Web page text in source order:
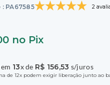
: PA67585 2
no Pix
13x de R$ 156,53 s/juros
de 12x podem exigir liberação junto ao